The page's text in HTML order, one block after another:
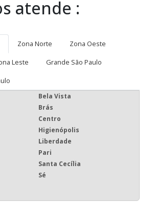
atende :
Zona Norte
Zona Oeste
Leste
Grande São Paulo
Bela Vista
Brás
Centro
Higienópolis
Liberdade
Pari
Santa Cecília
Sé